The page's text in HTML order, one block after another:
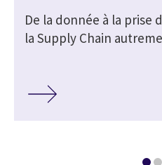
De la donnée à la prise
la Supply Chain